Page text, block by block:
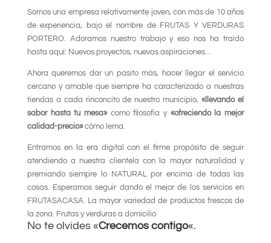
Somos una empresa relativamente joven, con más de 10 años
de experiencia, bajo el nombre de FRUTAS Y VERDURAS
PORTERO. Adoramos nuestro trabajo y eso nos ha traído
hasta aquí: Nuevos proyectos, nuevas aspiraciones…
Ahora queremos dar un pasito más, hacer llegar el servicio
cercano y amable que siempre ha caracterizado a nuestras
tiendas a cada rinconcito de nuestro municipio,«llevando el
sabor hasta tu mesa»como filosofía y «ofreciendo la mejor
calidad-precio»cómo lema.
Entramos en la era digital con el firme propósito de seguir
atendiendo a nuestra clientela con la mayor naturalidad y
premiando siempre lo NATURAL por encima de todas las
cosas. Esperamos seguir dando el mejor de los servicios en
FRUTASACASA. La mayor variedad de productos frescos de
la zona. Frutas y verduras a domicilio
No te olvides «Crecemos contigo«.